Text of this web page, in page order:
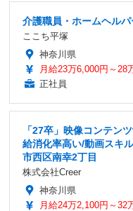
介護職員・ホームヘル
ここち平塚
神奈川県
月給23万6,000円～28
正社員
「27卒」映像コンテン
給消化率高い/動画スキ
市西区南幸2丁目
株式会社Creer
神奈川県
月給24万2,100円～32